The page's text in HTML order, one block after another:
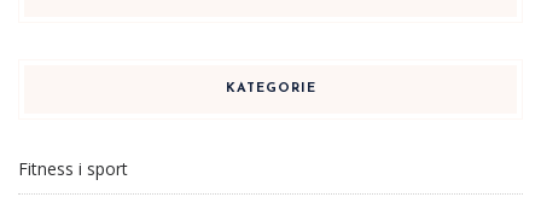
KATEGORIE
Fitness i sport